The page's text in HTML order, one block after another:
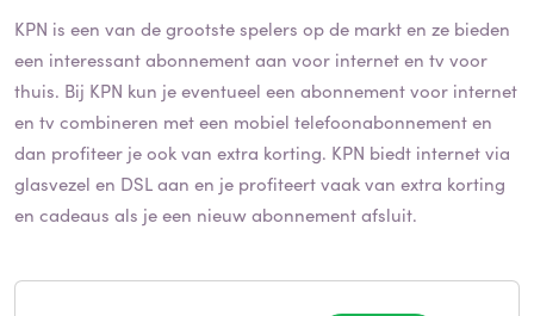
KPN is een van de grootste spelers op de markt en ze bieden
een interessant abonnement aan voor internet en tv voor
thuis. Bij KPN kun je eventueel een abonnement voor internet
en tv combineren met een mobiel telefoonabonnement en
dan profiteer je ook van extra korting. KPN biedt internet via
glasvezel en DSL aan en je profiteert vaak van extra korting
en cadeaus als je een nieuw abonnement afsluit.